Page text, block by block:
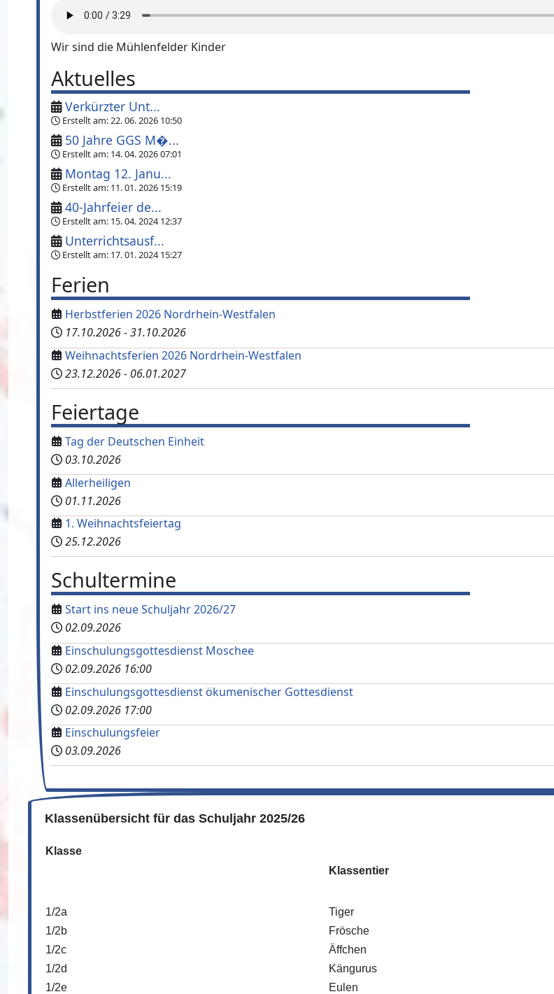
Wir sind die Mühlenfelder Kinder
Aktuelles
Verkürzter Unt...
Erstellt am:22. 06. 2026 10:50
50 Jahre GGS M�...
Erstellt am: 14. 04. 2026 07:01
Montag 12. Janu...
Erstellt am: 11. 01. 2026 15:19
40-Jahrfeier de...
Erstellt am: 15. 04. 2024 12:37
Unterrichtsausf...
Erstellt am: 17. 01. 2024 15:27
Ferien
Herbstferien 2026 Nordrhein-Westfalen
17.10.2026-31.10.2026
Weihnachtsferien 2026 Nordrhein-Westfalen
23.12.2026- 06.01.2027
Feiertage
Tag der Deutschen Einheit
03.10.2026
Allerheiligen
01.11.2026
1. Weihnachtsfeiertag
25.12.2026
Schultermine
Start ins neue Schuljahr 2026/27
02.09.2026
Einschulungsgottesdienst Moschee
02.09.2026 16:00
Einschulungsgottesdienst ökumenischer Gottesdienst
02.09.2026 17:00
Einschulungsfeier
03.09.2026
Klassenübersicht für das Schuljahr 2025/26
Klasse
Klassentier
1/2a Tiger
1/2b
Frösche
1/2c
Äffchen
1/2d
Kängurus
1/2e
Eulen